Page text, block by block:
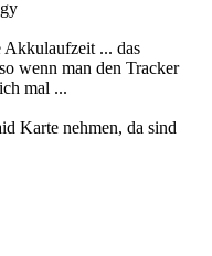
... das
wenn man den Tracker
mal ...
Karte nehmen, da sind